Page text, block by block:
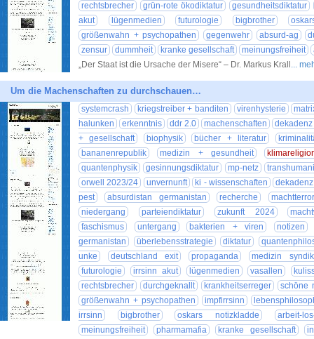
rechtsbrecher
grün-rote ökodiktatur
gesundheitsdiktatur
akut
lügenmedien futurologie bigbrother
größenwahn + psychopathen
gegenwehr absurd-ag
zensur
dummheit kranke gesellschaft meinungsfreiheit
„Der Staat ist die Ursache der Misere“ – Dr. Markus Krall ...
Um die Machenschaften zu durchschauen…
systemcrash kriegstreiber + banditen virenhysterie
halunken
erkenntnis ddr 2.0 machenschaften
+ gesellschaft
biophysik bücher + literatur
bananenrepublik
medizin + gesundheit
quantenphysik
gesinnungsdiktatur mp-netz
orwell 2023/24
unvernunft ki - wissenschaften
pest
absurdistan germanistan recherche
niedergang
parteiendiktatur zukunft 2024
faschismus
untergang bakterien + viren
notizen
germanistan
überlebensstrategie diktatur
unke
deutschland exit propaganda
medizin
futurologie
irrsinn akut lügenmedien vasallen
rechtsbrecher
durchgeknallt krankheitserreger
schöne
größenwahn + psychopathen
impfirrsinn
irrsinn
bigbrother oskars notizkladde
arbeit-
meinungsfreiheit
pharmamafia kranke gesellschaft